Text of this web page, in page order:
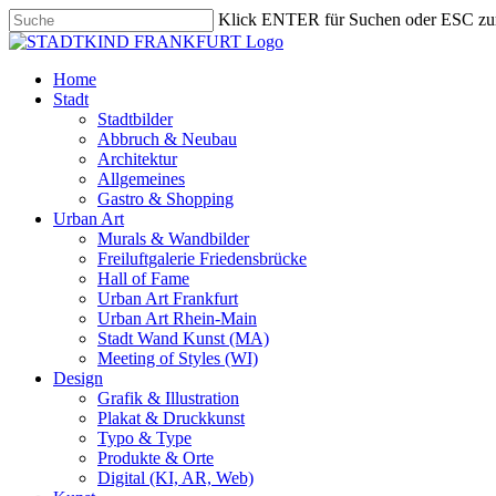
Skip
to
content
Klick ENTER für Suchen oder ESC
Close
search
Menu
Home
Stadt
Stadtbilder
Abbruch & Neubau
Architektur
Allgemeines
Gastro & Shopping
Urban Art
Murals & Wandbilder
Freiluftgalerie Friedensbrücke
Hall of Fame
Urban Art Frankfurt
Urban Art Rhein-Main
Stadt Wand Kunst (MA)
Meeting of Styles (WI)
Design
Grafik & Illustration
Plakat & Druckkunst
Typo & Type
Produkte & Orte
Digital (KI, AR, Web)